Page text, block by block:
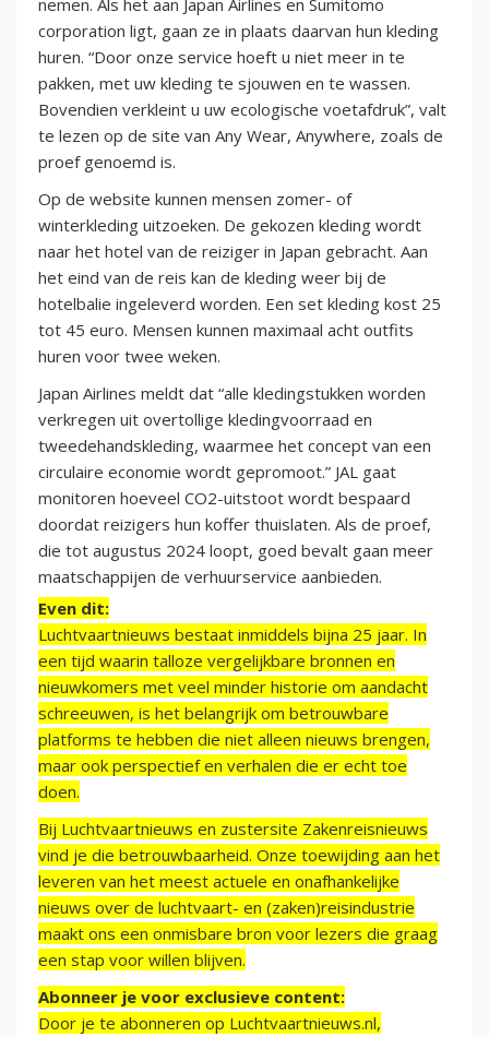
nemen. Als het aan Japan Airlines en Sumitomo
corporation ligt, gaan ze in plaats daarvan hun kleding
huren. “Door onze service hoeft u niet meer in te
pakken, met uw kleding te sjouwen en te wassen.
Bovendien verkleint u uw ecologische voetafdruk”, valt
te lezen op de site van Any Wear, Anywhere, zoals de
proef genoemd is.
Op de website kunnen mensen zomer- of
winterkleding uitzoeken. De gekozen kleding wordt
naar het hotel van de reiziger in Japan gebracht. Aan
het eind van de reis kan de kleding weer bij de
hotelbalie ingeleverd worden. Een set kleding kost 25
tot 45 euro. Mensen kunnen maximaal acht outfits
huren voor twee weken.
Japan Airlines meldt dat “alle kledingstukken worden
verkregen uit overtollige kledingvoorraad en
tweedehandskleding, waarmee het concept van een
circulaire economie wordt gepromoot.” JAL gaat
monitoren hoeveel CO2-uitstoot wordt bespaard
doordat reizigers hun koffer thuislaten. Als de proef,
die tot augustus 2024 loopt, goed bevalt gaan meer
maatschappijen de verhuurservice aanbieden.
Even dit:
Luchtvaartnieuws bestaat inmiddels bijna 25 jaar. In
een tijd waarin talloze vergelijkbare bronnen en
nieuwkomers met veel minder historie om aandacht
schreeuwen, is het belangrijk om betrouwbare
platforms te hebben die niet alleen nieuws brengen,
maar ook perspectief en verhalen die er echt toe
doen.
Bij Luchtvaartnieuws en zustersite Zakenreisnieuws
vind je die betrouwbaarheid. Onze toewijding aan het
leveren van het meest actuele en onafhankelijke
nieuws over de luchtvaart- en (zaken)reisindustrie
maakt ons een onmisbare bron voor lezers die graag
een stap voor willen blijven.
Abonneer je voor exclusieve content:
Door je te abonneren op Luchtvaartnieuws.nl,